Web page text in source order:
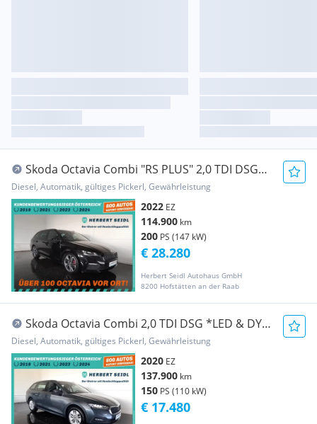
Skoda Octavia Combi "RS PLUS" 2,0 TDI DSG
*19 ZOLL / ...
Diesel, Automatik, gültiges Pickerl, Gewährleistung
2022 EZ
114.900 km
200 PS (147 kW)
Herbert Seidl Autohaus GmbH
8200 Hofstätten an der Raab
€ 28.280
Skoda Octavia Combi 2,0 TDI DSG *LED & DYN.
BLINKER /...
Diesel, Automatik, gültiges Pickerl, Gewährleistung
2020 EZ
137.900 km
150 PS (110 kW)
€ 17.480